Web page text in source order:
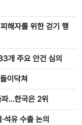
해자를 위한 걷기 행
개 주요 안건 심의
이닥쳐
…한국은 2위
석유 수출 논의